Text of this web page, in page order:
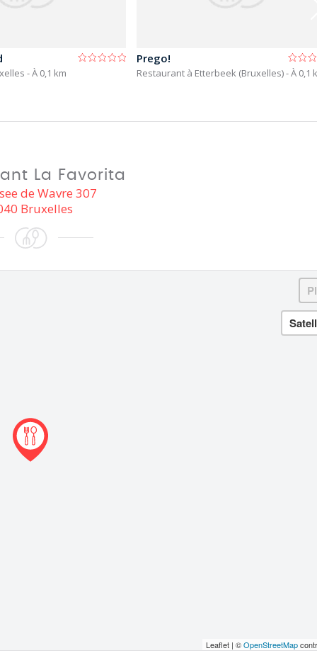
- À 0,1 km
Prego!
Restaurant à Etterbeek (Bruxelles)- À 0,1
La Favorita
de Wavre 307
Bruxelles
Leaflet | ©OpenStreetMap